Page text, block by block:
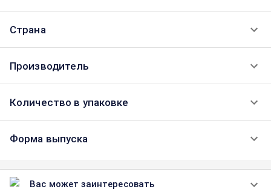
Страна
Производитель
Количество в упаковке
Форма выпуска
Вас может заинтересовать